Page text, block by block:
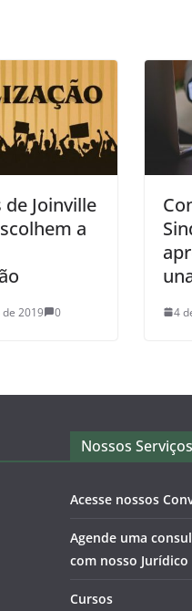
de Joinville
a
2019 0 4
Nossos Serviços
Acesse nossos
Agende uma
com nosso Jurídico
Cursos